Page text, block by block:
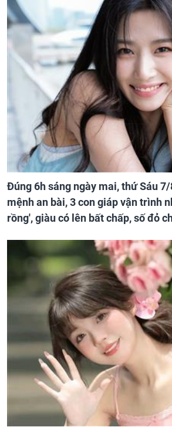
Đúng 6h sáng ngày mai, thứ Sáu
mệnh an bài, 3 con giáp vận trình
rồng', giàu có lên bất chấp, số đỏ